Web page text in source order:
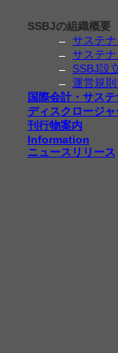
SSBJの組織概要
サステナ
サステ
SSBJ設
運営規
国際会計・サス
ディスクロージャ
刊行物案内
Information
ニュースリリース